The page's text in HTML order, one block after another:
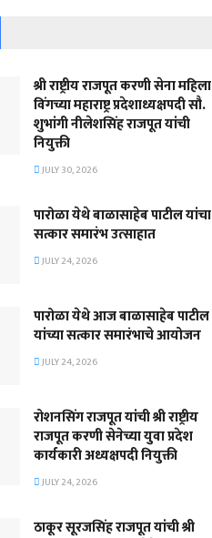
श्री राष्ट्रीय राजपूत करणी सेना महिला
विंगच्या महाराष्ट्र प्रदेशाध्यक्षपदी सौ.
शुभांगी नीलेशसिंह राजपूत यांची
नियुक्ती
JULY 30, 2026
पारोळा येथे बाळासाहेब पाटील यांचा
सत्कार समारंभ उत्साहात
JULY 24, 2026
पारोळा येथे आज बाळासाहेब पाटील
यांच्या सत्कार समारंभाचे आयोजन
JULY 24, 2026
रोशनसिंग राजपूत यांची श्री राष्ट्रीय
राजपूत करणी सेनेच्या युवा प्रदेश
कार्यकारी अध्यक्षपदी नियुक्ती
JULY 24, 2026
ठाकूर सूरजसिंह राजपूत यांची श्री